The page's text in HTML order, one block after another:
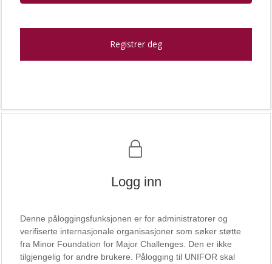
Registrer deg
Logg inn
Denne påloggingsfunksjonen er for administratorer og
verifiserte internasjonale organisasjoner som søker støtte
fra Minor Foundation for Major Challenges. Den er ikke
tilgjengelig for andre brukere. Pålogging til UNIFOR skal